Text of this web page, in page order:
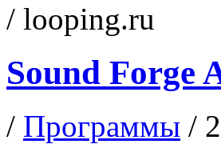
/ looping.ru
Sound Forge
/ Программы /